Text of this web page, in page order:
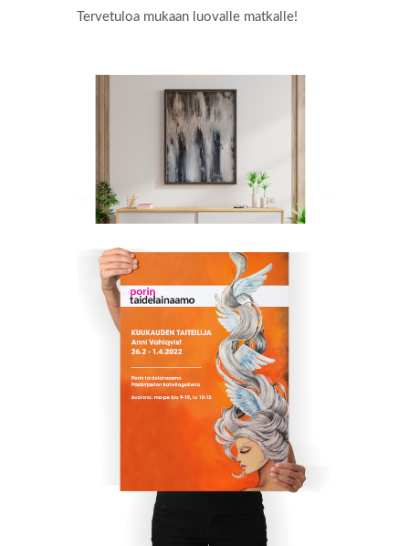
Tervetuloa mukaan luovalle matkalle!